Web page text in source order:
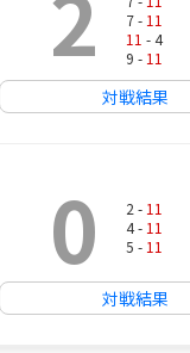
7 - 11
11 - 4
9 - 11
対戦結果
0 2 - 11
4 - 11
5 - 11
対戦結果